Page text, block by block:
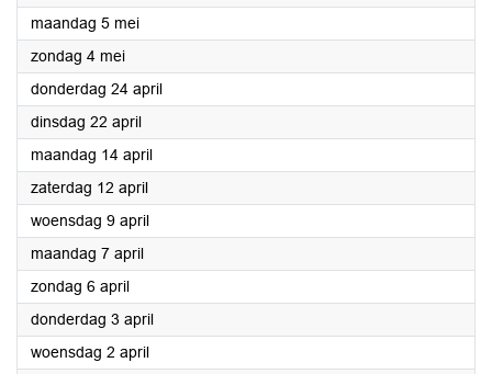
maandag 5 mei2025
zondag 4 mei2025
donderdag 24 april2025
dinsdag 22 april2025
maandag 14 april2025
zaterdag 12 april2025
woensdag 9 april2025
maandag 7 april2025
zondag 6 april2025
donderdag 3 april2025
woensdag 2 april2025